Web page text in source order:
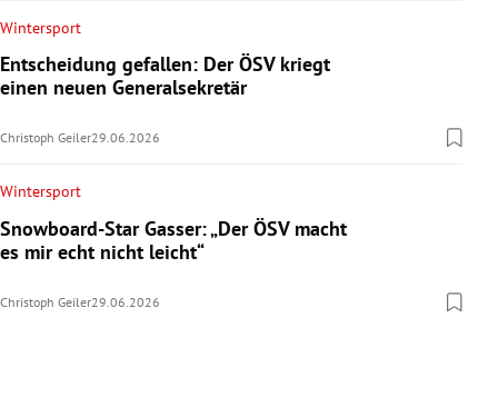
Wintersport
Entscheidung gefallen: Der ÖSV kriegt
einen neuen Generalsekretär
Christoph Geiler29.06.2026
Wintersport
Snowboard-Star Gasser: „Der ÖSV macht
es mir echt nicht leicht“
Christoph Geiler29.06.2026